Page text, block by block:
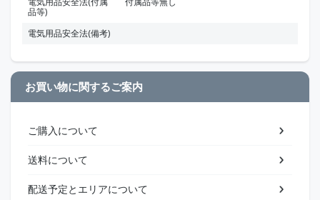
品等)
電気用品安全法(備考)
お買い物に関するご案内
ご購入について
送料について
配送予定とエリアについて